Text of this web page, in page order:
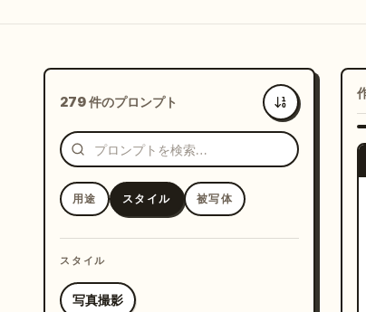
279 件のプロンプト
新着
用途 スタイル 被写体
スタイル
写真撮影